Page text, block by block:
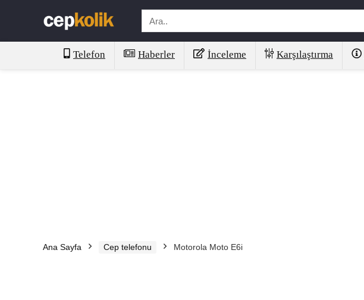
Telefon Haberler İnceleme Karşılaştırma
Ana Sayfa Cep telefonu Motorola Moto E6i